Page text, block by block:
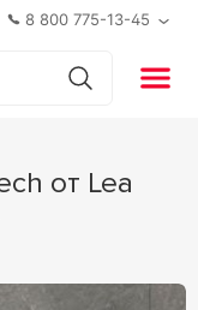
8 800 775-13-45